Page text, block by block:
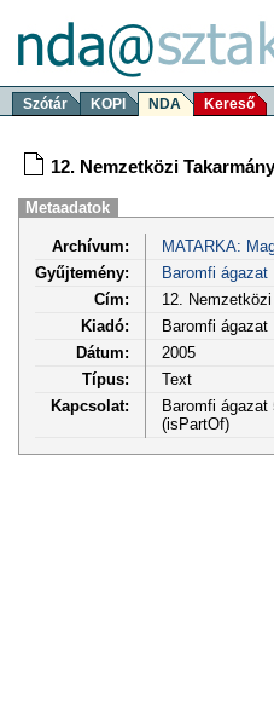
Szótár KOPI NDA Kereső
12. Nemzetközi
Metaadatok
Archívum:
MATARKA:
Gyűjtemény:
Baromfi ágazat
Cím:
12.
Kiadó:
Baromfi ágazat
Dátum:
2005
Típus:
Text
Kapcsolat:
Baromfi
(isPartOf)